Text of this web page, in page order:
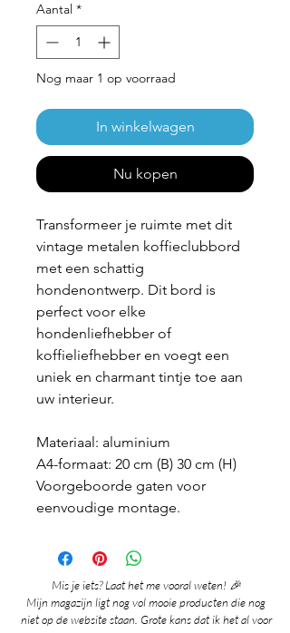
Aantal *
Nog maar 1 op voorraad
In winkelwagen
Nu kopen
Transformeer je ruimte met dit
vintage metalen koffieclubbord
met een schattig
hondenontwerp. Dit bord is
perfect voor elke
hondenliefhebber of
koffieliefhebber en voegt een
uniek en charmant tintje toe aan
uw interieur.
Materiaal: aluminium
A4-formaat: 20 cm (B) 30 cm (H)
Voorgeboorde gaten voor
eenvoudige montage.
Mis je iets? Laat het me vooral weten! 🎉
Mijn magazijn ligt nog vol mooie producten die nog
niet op de website staan. Grote kans dat ik het al voor